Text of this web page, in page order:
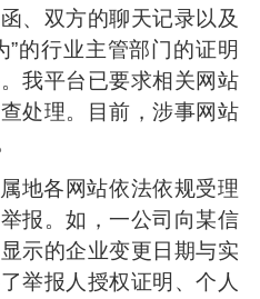
、双方的聊天记录以及
”的行业主管部门的证明
我平台已要求相关网站
处理。目前，涉事网站
地各网站依法依规受理
报。如，一公司向某信
示的企业变更日期与实
举报人授权证明、个人